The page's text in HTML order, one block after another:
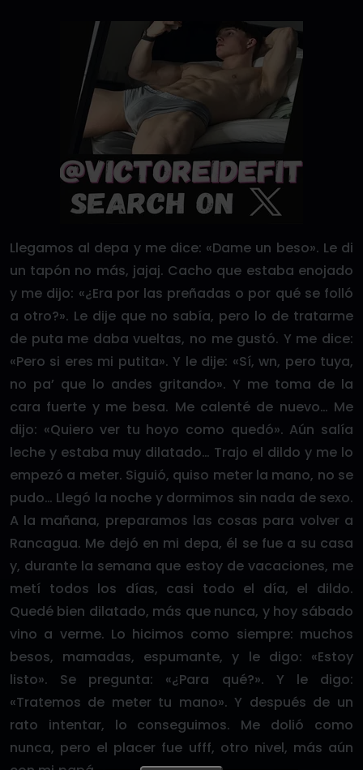
Llegamos al depa y me dice: «Dame un beso». Le di
un tapón no más, jajaj. Cacho que estaba enojado
y me dijo: «¿Era por las preñadas o por qué se folló
a otro?». Le dije que no sabía, pero lo de tratarme
de puta me daba vueltas, no me gustó. Y me dice:
«Pero si eres mi putita». Y le dije: «Sí, wn, pero tuya,
no pa’ que lo andes gritando». Y me toma de la
cara fuerte y me besa. Me calenté de nuevo… Me
dijo: «Quiero ver tu hoyo como quedó». Aún salía
leche y estaba muy dilatado… Trajo el dildo y me lo
empezó a meter. Siguió, quiso meter la mano, no se
pudo… Llegó la noche y dormimos sin nada de sexo.
A la mañana, preparamos las cosas para volver a
Rancagua. Me dejó en mi depa, él se fue a su casa
y, durante la semana que estoy de vacaciones, me
metí todos los días, casi todo el día, el dildo.
Quedé bien dilatado, más que nunca, y hoy sábado
vino a verme. Lo hicimos como siempre: muchos
besos, mamadas, espumante, y le digo: «Estoy
listo». Se pregunta: «¿Para qué?». Y le digo:
«Tratemos de meter tu mano». Y después de un
rato intentar, lo conseguimos. Me dolió como
nunca, pero el placer fue ufff, otro nivel, más aún